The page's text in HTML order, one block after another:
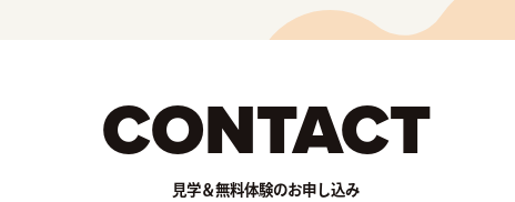
CONTACT
見学＆無料体験のお申し込み